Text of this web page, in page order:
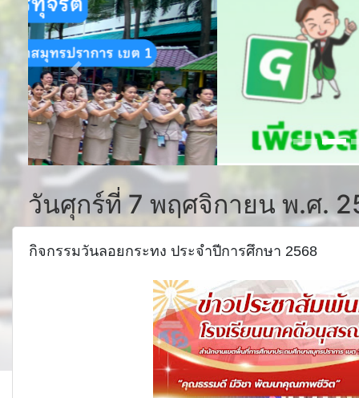
Previous
วันศุกร์ที่ 7 พฤศจิกายน พ.ศ.
กิจกรรมวันลอยกระทง ประจำปีการศึกษา 2568